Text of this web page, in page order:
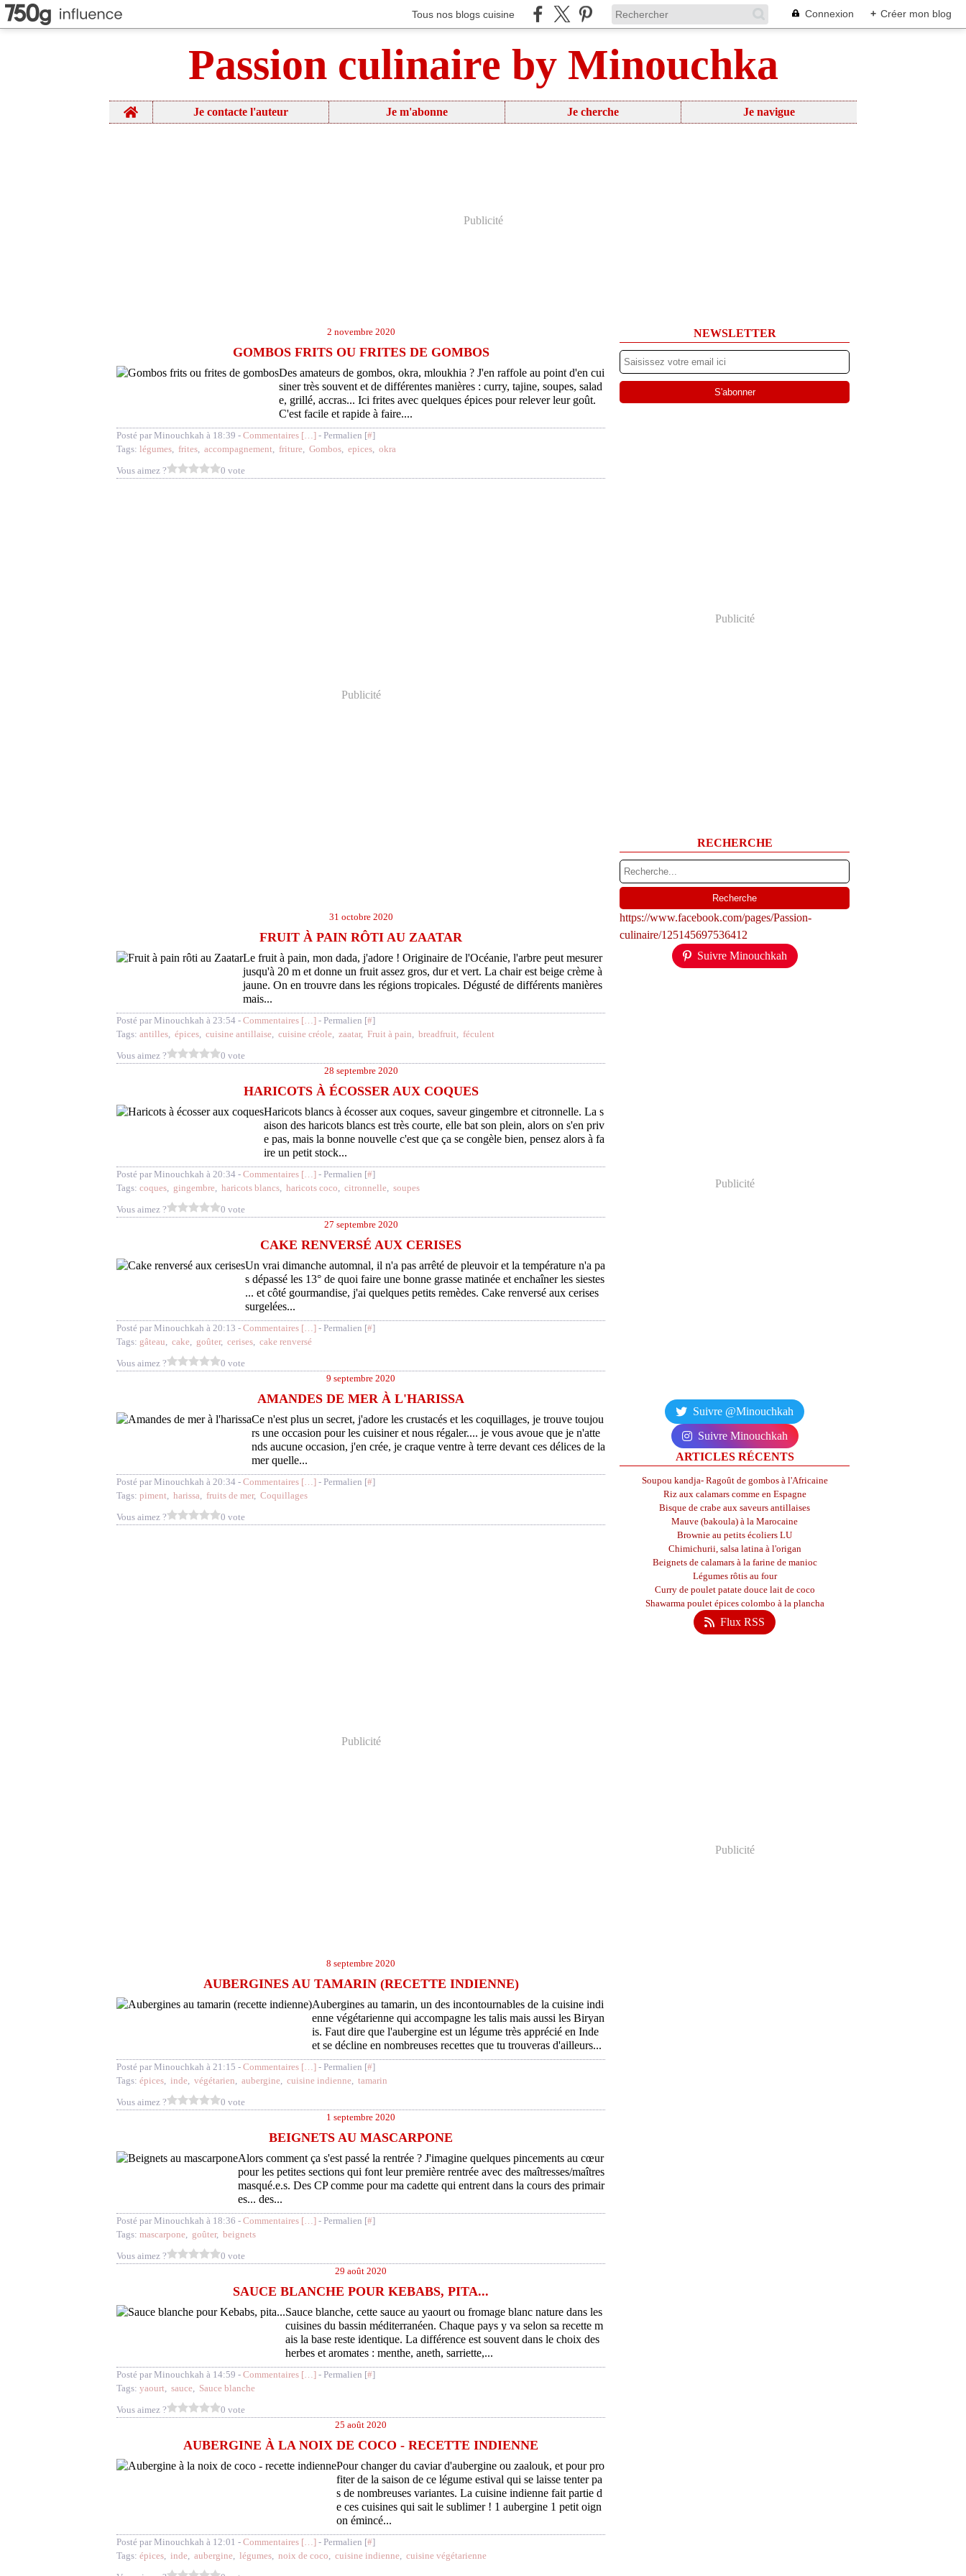
Tous nos blogs cuisine Connexion + Créer mon blog
Passion culinaire by Minouchka
Home Je contacte l'auteur Je m'abonne Je cherche Je navigue
Publicité
2 novembre 2020
GOMBOS FRITS OU FRITES DE GOMBOS
Des amateurs de gombos, okra, mloukhia ? J'en raffole au point d'en cui
siner très souvent et de différentes manières : curry, tajine, soupes, salad
e, grillé, accras... Ici frites avec quelques épices pour relever leur goût.
C'est facile et rapide à faire....
Posté par Minouchkah à 18:39 - Commentaires […] - Permalien [#]
Tags: légumes, frites, accompagnement, friture, Gombos, epices, okra
Vous aimez ?
0 vote
Publicité
31 octobre 2020
FRUIT À PAIN RÔTI AU ZAATAR
Le fruit à pain, mon dada, j'adore ! Originaire de l'Océanie, l'arbre peut mesurer
jusqu'à 20 m et donne un fruit assez gros, dur et vert. La chair est beige crème à
jaune. On en trouvre dans les régions tropicales. Dégusté de différents manières
mais...
Posté par Minouchkah à 23:54 - Commentaires […] - Permalien [#]
Tags: antilles, épices, cuisine antillaise, cuisine créole, zaatar, Fruit à pain, breadfruit, féculent
Vous aimez ?
0 vote
28 septembre 2020
HARICOTS À ÉCOSSER AUX COQUES
Haricots blancs à écosser aux coques, saveur gingembre et citronnelle. La s
aison des haricots blancs est très courte, elle bat son plein, alors on s'en priv
e pas, mais la bonne nouvelle c'est que ça se congèle bien, pensez alors à fa
ire un petit stock...
Posté par Minouchkah à 20:34 - Commentaires […] - Permalien [#]
Tags: coques, gingembre, haricots blancs, haricots coco, citronnelle, soupes
Vous aimez ?
0 vote
27 septembre 2020
CAKE RENVERSÉ AUX CERISES
Un vrai dimanche automnal, il n'a pas arrêté de pleuvoir et la température n'a pa
s dépassé les 13° de quoi faire une bonne grasse matinée et enchaîner les siestes
... et côté gourmandise, j'ai quelques petits remèdes. Cake renversé aux cerises
surgelées...
Posté par Minouchkah à 20:13 - Commentaires […] - Permalien [#]
Tags: gâteau, cake, goûter, cerises, cake renversé
Vous aimez ?
0 vote
9 septembre 2020
AMANDES DE MER À L'HARISSA
Ce n'est plus un secret, j'adore les crustacés et les coquillages, je trouve toujou
rs une occasion pour les cuisiner et nous régaler.... je vous avoue que je n'atte
nds aucune occasion, j'en crée, je craque ventre à terre devant ces délices de la
mer quelle...
Posté par Minouchkah à 20:34 - Commentaires […] - Permalien [#]
Tags: piment, harissa, fruits de mer, Coquillages
Vous aimez ?
0 vote
Publicité
8 septembre 2020
AUBERGINES AU TAMARIN (RECETTE INDIENNE)
Aubergines au tamarin, un des incontournables de la cuisine indi
enne végétarienne qui accompagne les talis mais aussi les Biryan
is. Faut dire que l'aubergine est un légume très apprécié en Inde
et se décline en nombreuses recettes que tu trouveras d'ailleurs...
Posté par Minouchkah à 21:15 - Commentaires […] - Permalien [#]
Tags: épices, inde, végétarien, aubergine, cuisine indienne, tamarin
Vous aimez ?
0 vote
1 septembre 2020
BEIGNETS AU MASCARPONE
Alors comment ça s'est passé la rentrée ? J'imagine quelques pincements au cœur
pour les petites sections qui font leur première rentrée avec des maîtresses/maîtres
masqué.e.s. Des CP comme pour ma cadette qui entrent dans la cours des primair
es... des...
Posté par Minouchkah à 18:36 - Commentaires […] - Permalien [#]
Tags: mascarpone, goûter, beignets
Vous aimez ?
0 vote
29 août 2020
SAUCE BLANCHE POUR KEBABS, PITA...
Sauce blanche, cette sauce au yaourt ou fromage blanc nature dans les
cuisines du bassin méditerranéen. Chaque pays y va selon sa recette m
ais la base reste identique. La différence est souvent dans le choix des
herbes et aromates : menthe, aneth, sarriette,...
Posté par Minouchkah à 14:59 - Commentaires […] - Permalien [#]
Tags: yaourt, sauce, Sauce blanche
Vous aimez ?
0 vote
25 août 2020
AUBERGINE À LA NOIX DE COCO - RECETTE INDIENNE
Pour changer du caviar d'aubergine ou zaalouk, et pour pro
fiter de la saison de ce légume estival qui se laisse tenter pa
s de nombreuses variantes. La cuisine indienne fait partie d
e ces cuisines qui sait le sublimer ! 1 aubergine 1 petit oign
on émincé...
Posté par Minouchkah à 12:01 - Commentaires […] - Permalien [#]
Tags: épices, inde, aubergine, légumes, noix de coco, cuisine indienne, cuisine végétarienne
NEWSLETTER
Publicité
RECHERCHE
https://www.facebook.com/pages/Passion-
culinaire/125145697536412
Suivre Minouchkah
Publicité
Suivre @Minouchkah
Suivre Minouchkah
ARTICLES RÉCENTS
Soupou kandja- Ragoût de gombos à l'Africaine
Riz aux calamars comme en Espagne
Bisque de crabe aux saveurs antillaises
Mauve (bakoula) à la Marocaine
Brownie au petits écoliers LU
Chimichurii, salsa latina à l'origan
Beignets de calamars à la farine de manioc
Légumes rôtis au four
Curry de poulet patate douce lait de coco
Shawarma poulet épices colombo à la plancha
Flux RSS
Publicité